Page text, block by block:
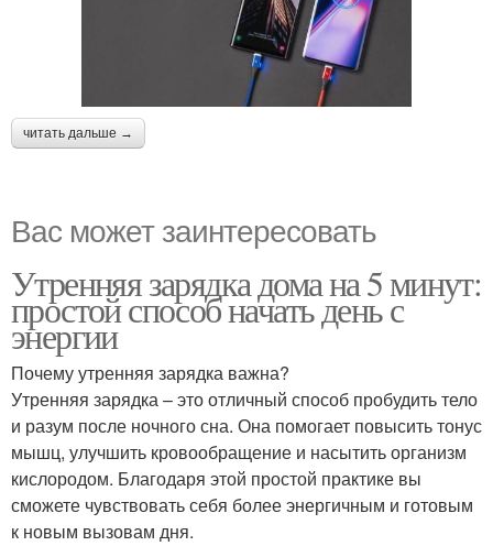
читать дальше →
Вас может заинтересовать
Утренняя зарядка дома на 5 минут:
простой способ начать день с
энергии
Почему утренняя зарядка важна?
Утренняя зарядка – это отличный способ пробудить тело
и разум после ночного сна. Она помогает повысить тонус
мышц, улучшить кровообращение и насытить организм
кислородом. Благодаря этой простой практике вы
сможете чувствовать себя более энергичным и готовым
к новым вызовам дня.